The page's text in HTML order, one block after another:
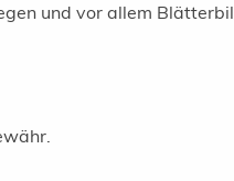
und vor allem